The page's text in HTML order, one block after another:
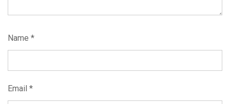
Name *
Email *